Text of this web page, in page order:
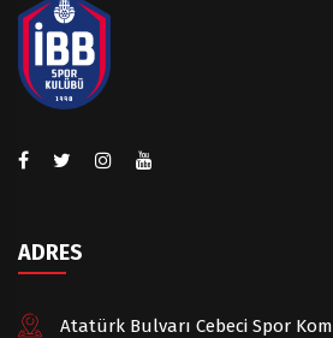
ADRES
Atatürk Bulvarı Cebeci Spor